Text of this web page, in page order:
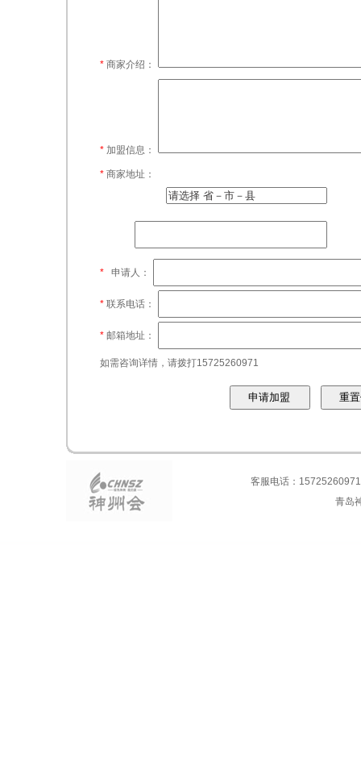
*商家介绍：
* 加盟信息：
*商家地址：
* 申请人：
*联系电话：
*邮箱地址：
如需咨询详情，请拨打15725260971
客服电话：
青岛